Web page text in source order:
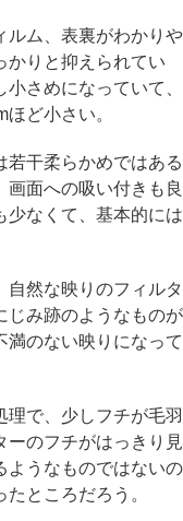
ルム、表裏がわかりや
かりと抑えられてい
さめになっていて、
ど小さい。
干柔らかめではある
画面への吸い付きも良
少なくて、基本的には
然な映りのフィルタ
じみ跡のようなものが
満のない映りになって
で、少しフチが毛羽
ーのフチがはっきり見
ようなものではないの
ところだろう。